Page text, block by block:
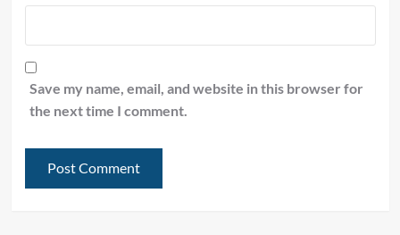
Save my name, email, and website in this browser for
the next time I comment.